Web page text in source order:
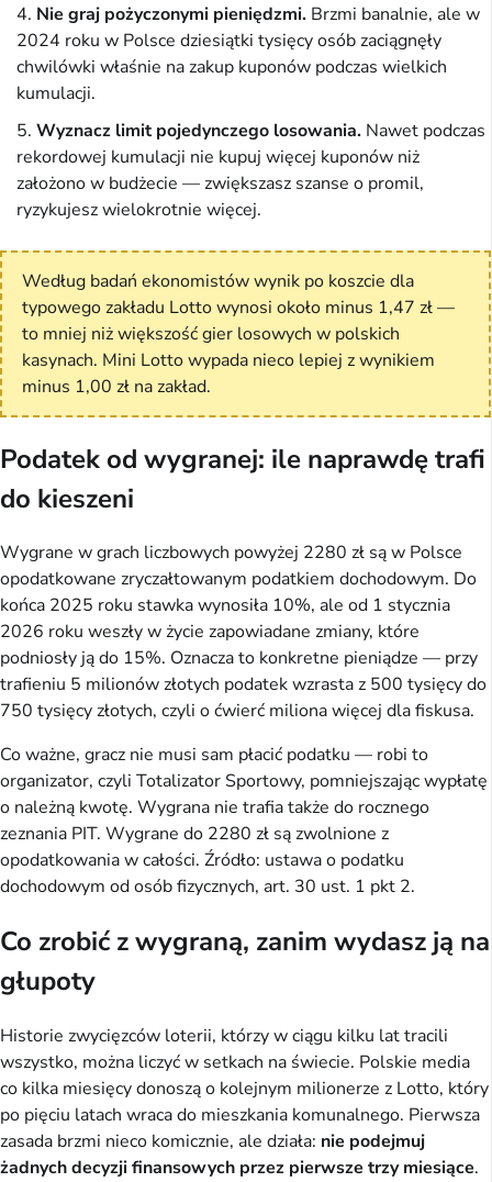
Nie graj pożyczonymi pieniędzmi. Brzmi banalnie, ale w
2024 roku w Polsce dziesiątki tysięcy osób zaciągnęły
chwilówki właśnie na zakup kuponów podczas wielkich
kumulacji.
Wyznacz limit pojedynczego losowania. Nawet podczas
rekordowej kumulacji nie kupuj więcej kuponów niż
założono w budżecie — zwiększasz szanse o promil,
ryzykujesz wielokrotnie więcej.
Według badań ekonomistów wynik po koszcie dla
typowego zakładu Lotto wynosi około minus 1,47 zł —
to mniej niż większość gier losowych w polskich
kasynach. Mini Lotto wypada nieco lepiej z wynikiem
minus 1,00 zł na zakład.
Podatek od wygranej: ile naprawdę trafi
do kieszeni
Wygrane w grach liczbowych powyżej 2280 zł są w Polsce
opodatkowane zryczałtowanym podatkiem dochodowym. Do
końca 2025 roku stawka wynosiła 10%, ale od 1 stycznia
2026 roku weszły w życie zapowiadane zmiany, które
podniosły ją do 15%. Oznacza to konkretne pieniądze — przy
trafieniu 5 milionów złotych podatek wzrasta z 500 tysięcy do
750 tysięcy złotych, czyli o ćwierć miliona więcej dla fiskusa.
Co ważne, gracz nie musi sam płacić podatku — robi to
organizator, czyli Totalizator Sportowy, pomniejszając wypłatę
o należną kwotę. Wygrana nie trafia także do rocznego
zeznania PIT. Wygrane do 2280 zł są zwolnione z
opodatkowania w całości. Źródło: ustawa o podatku
dochodowym od osób fizycznych, art. 30 ust. 1 pkt 2.
Co zrobić z wygraną, zanim wydasz ją na
głupoty
Historie zwycięzców loterii, którzy w ciągu kilku lat tracili
wszystko, można liczyć w setkach na świecie. Polskie media
co kilka miesięcy donoszą o kolejnym milionerze z Lotto, który
po pięciu latach wraca do mieszkania komunalnego. Pierwsza
zasada brzmi nieco komicznie, ale działa: nie podejmuj
żadnych decyzji finansowych przez pierwsze trzy miesiące.